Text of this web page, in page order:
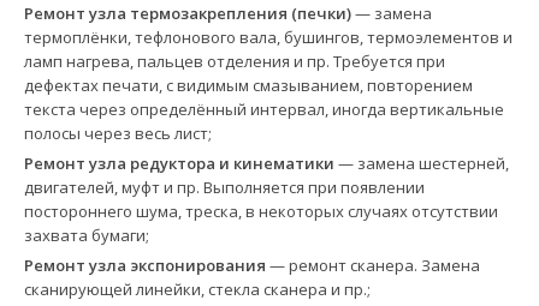
Ремонт узла термозакрепления (печки)— замена
термоплёнки, тефлонового вала, бушингов, термоэлементов и
ламп нагрева, пальцев отделения и пр. Требуется при
дефектах печати, с видимым смазыванием, повторением
текста через определённый интервал, иногда вертикальные
полосы через весь лист;
Ремонт узла редуктора и кинематики — замена шестерней,
двигателей, муфт и пр. Выполняется при появлении
постороннего шума, треска, в некоторых случаях отсутствии
захвата бумаги;
Ремонт узла экспонирования — ремонт сканера. Замена
сканирующей линейки, стекла сканера и пр.;